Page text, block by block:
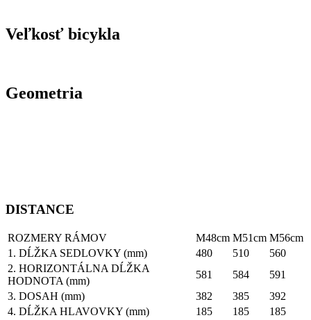
Veľkosť bicykla
Geometria
DISTANCE
ROZMERY RÁMOV M48cm M51cm M56cm
1. DĹŽKA SEDLOVKY (mm)
480 510
560
2. HORIZONTÁLNA DĹŽKA
HODNOTA (mm)
581 584
591
3. DOSAH (mm)
382 385
392
4. DĹŽKA HLAVOVKY (mm)
185 185
185